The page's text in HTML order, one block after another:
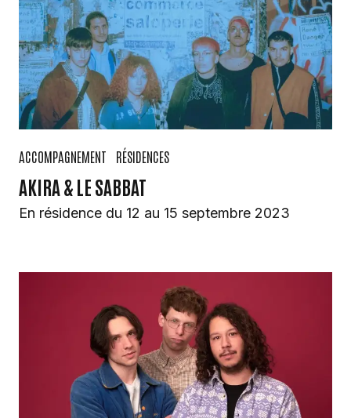
ACCOMPAGNEMENT RÉSIDENCES
AKIRA & LE SABBAT
En résidence du 12 au 15 septembre 2023